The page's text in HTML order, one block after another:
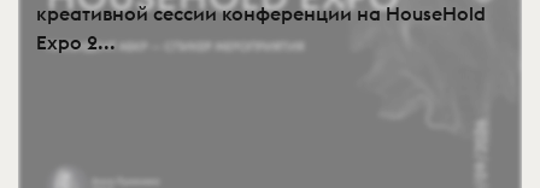
креативной сессии конференции на HouseHold
Expo 2...